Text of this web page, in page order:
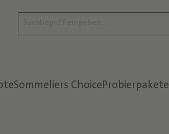
Sommeliers ChoiceProbierpakete